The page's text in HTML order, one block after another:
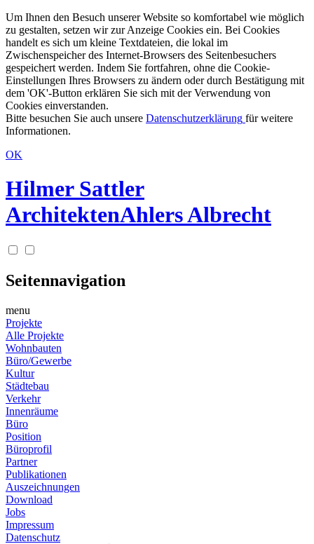
Um Ihnen den Besuch unserer Website so komfortabel wie möglich
zu gestalten, setzen wir zur Anzeige Cookies ein. Bei Cookies
handelt es sich um kleine Textdateien, die lokal im
Zwischenspeicher des Internet-Browsers des Seitenbesuchers
gespeichert werden. Indem Sie fortfahren, ohne die Cookie-
Einstellungen Ihres Browsers zu ändern oder durch Bestätigung mit
dem 'OK'-Button erklären Sie sich mit der Verwendung von
Cookies einverstanden.
Bitte besuchen Sie auch unsere Datenschutzerklärung für weitere
Informationen.
OK
Hilmer Sattler
ArchitektenAhlers Albrecht
Seitennavigation
menu
Projekte
Alle Projekte
Wohnbauten
Büro/Gewerbe
Kultur
Städtebau
Verkehr
Innenräume
Büro
Position
Büroprofil
Partner
Publikationen
Auszeichnungen
Download
Jobs
Impressum
Datenschutz